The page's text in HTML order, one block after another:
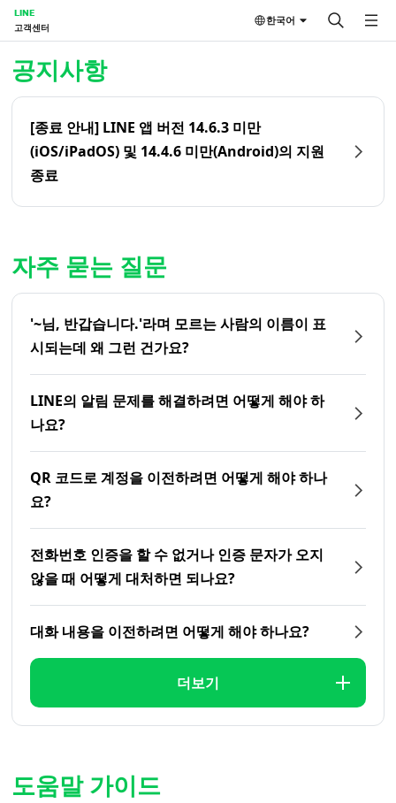
LINE
고객센터
한국어
공지사항
[종료 안내] LINE 앱 버전 14.6.3 미만
(iOS/iPadOS) 및 14.4.6 미만(Android)의 지원
종료
자주 묻는 질문
'~님, 반갑습니다.'라며 모르는 사람의 이름이 표
시되는데 왜 그런 건가요?
LINE의 알림 문제를 해결하려면 어떻게 해야 하
나요?
QR 코드로 계정을 이전하려면 어떻게 해야 하나
요?
전화번호 인증을 할 수 없거나 인증 문자가 오지
않을 때 어떻게 대처하면 되나요?
대화 내용을 이전하려면 어떻게 해야 하나요?
더보기
도움말 가이드